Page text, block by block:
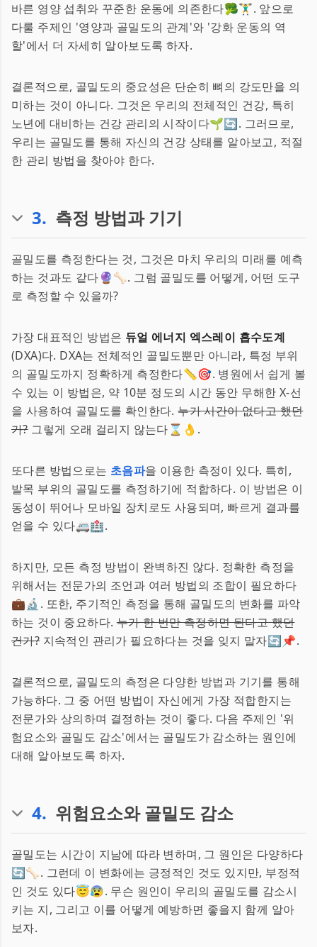
바른 영양 섭취와 꾸준한 운동에 의존한다🥦🏋️‍♂️. 앞으로
다룰 주제인 '영양과 골밀도의 관계'와 '강화 운동의 역
할'에서 더 자세히 알아보도록 하자.
결론적으로, 골밀도의 중요성은 단순히 뼈의 강도만을 의
미하는 것이 아니다. 그것은 우리의 전체적인 건강, 특히
노년에 대비하는 건강 관리의 시작이다🌱🔄. 그러므로,
우리는 골밀도를 통해 자신의 건강 상태를 알아보고, 적절
한 관리 방법을 찾아야 한다.
3. 측정 방법과 기기
골밀도를 측정한다는 것, 그것은 마치 우리의 미래를 예측
하는 것과도 같다🔮🦴. 그럼 골밀도를 어떻게, 어떤 도구
로 측정할 수 있을까?
가장 대표적인 방법은 듀얼 에너지 엑스레이 흡수도계
(DXA)다. DXA는 전체적인 골밀도뿐만 아니라, 특정 부위
의 골밀도까지 정확하게 측정한다📏🎯. 병원에서 쉽게 볼
수 있는 이 방법은, 약 10분 정도의 시간 동안 무해한 X-선
을 사용하여 골밀도를 확인한다.누가 시간이 없다고 했던
가?그렇게 오래 걸리지 않는다⌛️👌.
또다른 방법으로는 초음파을 이용한 측정이 있다. 특히,
발목 부위의 골밀도를 측정하기에 적합하다. 이 방법은 이
동성이 뛰어나 모바일 장치로도 사용되며, 빠르게 결과를
얻을 수 있다🚐🏥.
하지만, 모든 측정 방법이 완벽하진 않다. 정확한 측정을
위해서는 전문가의 조언과 여러 방법의 조합이 필요하다
💼🔬. 또한, 주기적인 측정을 통해 골밀도의 변화를 파악
하는 것이 중요하다.누가 한 번만 측정하면 된다고 했던
건가?지속적인 관리가 필요하다는 것을 잊지 말자🔄📌.
결론적으로, 골밀도의 측정은 다양한 방법과 기기를 통해
가능하다. 그 중 어떤 방법이 자신에게 가장 적합한지는
전문가와 상의하며 결정하는 것이 좋다. 다음 주제인 '위
험요소와 골밀도 감소'에서는 골밀도가 감소하는 원인에
대해 알아보도록 하자.
4. 위험요소와 골밀도 감소
골밀도는 시간이 지남에 따라 변하며, 그 원인은 다양하다
🔄🦴. 그런데 이 변화에는 긍정적인 것도 있지만, 부정적
인 것도 있다😇😰. 무슨 원인이 우리의 골밀도를 감소시
키는 지, 그리고 이를 어떻게 예방하면 좋을지 함께 알아
보자.